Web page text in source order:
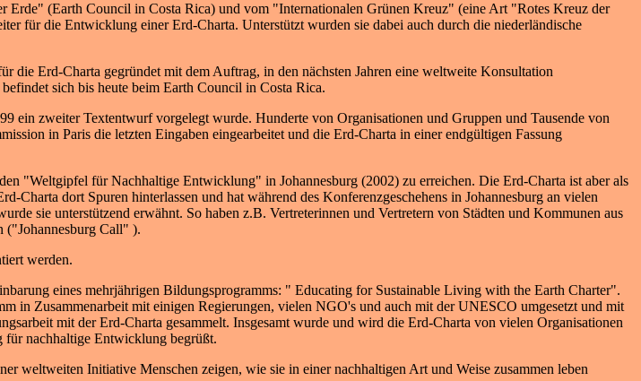
Erde" (Earth Council in Costa Rica) und vom "Internationalen Grünen Kreuz" (eine Art "Rotes Kreuz der
für die Entwicklung einer Erd-Charta. Unterstützt wurden sie dabei auch durch die niederländische
Erd-Charta gegründet mit dem Auftrag, in den nächsten Jahren eine weltweite Konsultation
sich bis heute beim Earth Council in Costa Rica.
ein zweiter Textentwurf vorgelegt wurde. Hunderte von Organisationen und Gruppen und Tausende von
in Paris die letzten Eingaben eingearbeitet und die Erd-Charta in einer endgültigen Fassung
"Weltgipfel für Nachhaltige Entwicklung" in Johannesburg (2002) zu erreichen. Die Erd-Charta ist aber als
dort Spuren hinterlassen und hat während des Konferenzgeschehens in Johannesburg an vielen
sie unterstützend erwähnt. So haben z.B. Vertreterinnen und Vertretern von Städten und Kommunen aus
("Johannesburg Call" ).
werden.
eines mehrjährigen Bildungsprogramms: " Educating for Sustainable Living with the Earth Charter".
in Zusammenarbeit mit einigen Regierungen, vielen NGO's und auch mit der UNESCO umgesetzt und mit
mit der Erd-Charta gesammelt. Insgesamt wurde und wird die Erd-Charta von vielen Organisationen
nachhaltige Entwicklung begrüßt.
weltweiten Initiative Menschen zeigen, wie sie in einer nachhaltigen Art und Weise zusammen leben